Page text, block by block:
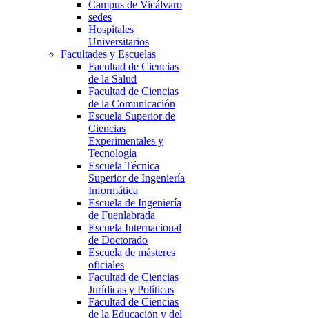
Campus de Vicálvaro
sedes
Hospitales
Universitarios
Facultades y Escuelas
Facultad de Ciencias
de la Salud
Facultad de Ciencias
de la Comunicación
Escuela Superior de
Ciencias
Experimentales y
Tecnología
Escuela Técnica
Superior de Ingeniería
Informática
Escuela de Ingeniería
de Fuenlabrada
Escuela Internacional
de Doctorado
Escuela de másteres
oficiales
Facultad de Ciencias
Jurídicas y Políticas
Facultad de Ciencias
de la Educación y del